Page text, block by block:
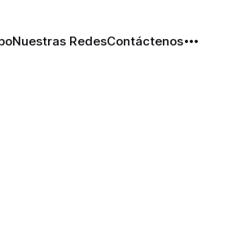
Nuestras RedesContáctenos